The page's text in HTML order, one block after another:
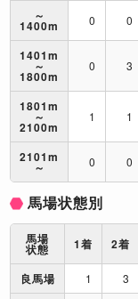
～
1400m 0 0
1401m
～
1800m
0 3
1801m
～
2100m
1 1
2101m
～ 0 0
馬場状態別
馬場
状態 1着 2着
良馬場
1 3